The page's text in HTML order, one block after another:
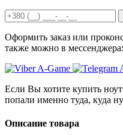
Оформить заказ или
также можно в
Если Вы хотите купить
попали именно туда, куда
Описание товара